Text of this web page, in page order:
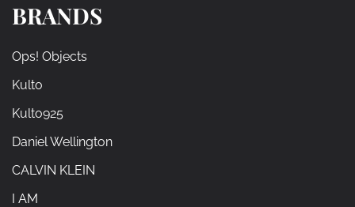
BRANDS
Ops! Objects
Kulto
Kulto925
Daniel Wellington
CALVIN KLEIN
I AM